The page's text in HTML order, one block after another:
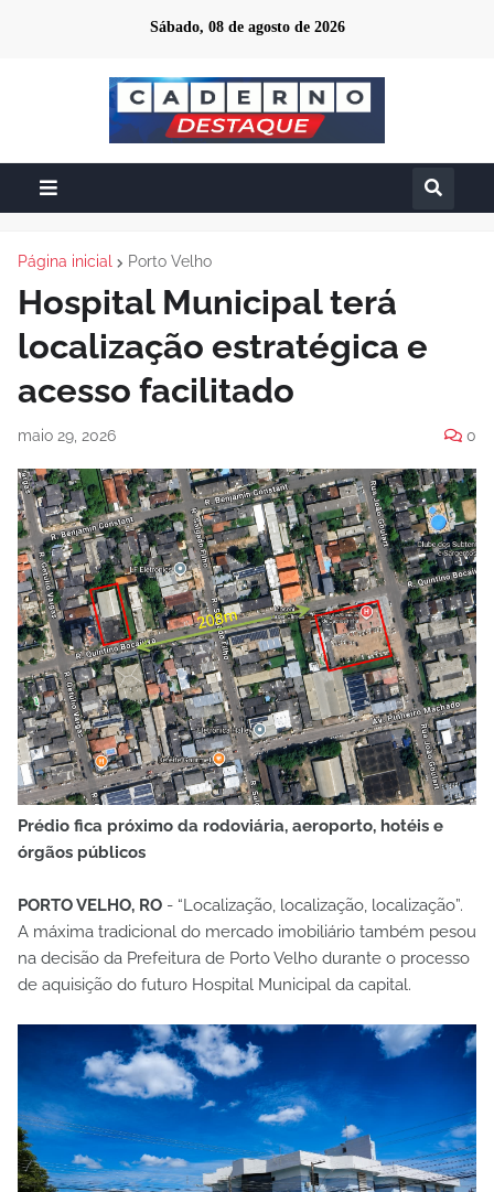
Sábado, 08 de agosto de 2026
Página inicial Porto Velho
Hospital Municipal terá
localização estratégica e
acesso facilitado
maio 29, 2026 0
Prédio fica próximo da rodoviária, aeroporto, hotéis e
órgãos públicos
PORTO VELHO, RO - “Localização, localização, localização”.
A máxima tradicional do mercado imobiliário também pesou
na decisão da Prefeitura de Porto Velho durante o processo
de aquisição do futuro Hospital Municipal da capital.